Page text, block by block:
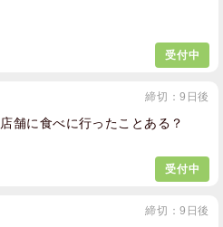
受付中
舗に食べに行ったことある？
締切：9日後
受付中
締切：9日後